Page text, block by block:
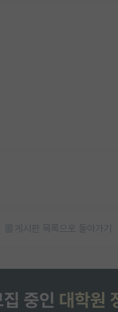
게시판 목록으로 돌아가기